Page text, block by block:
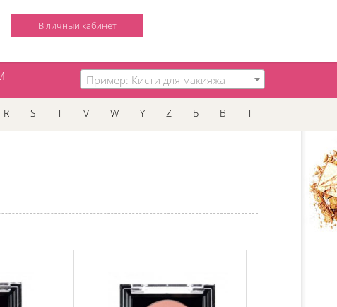
В личный кабинет
Пример: Кисти для макияжа
R S T V W Y Z Б В Т